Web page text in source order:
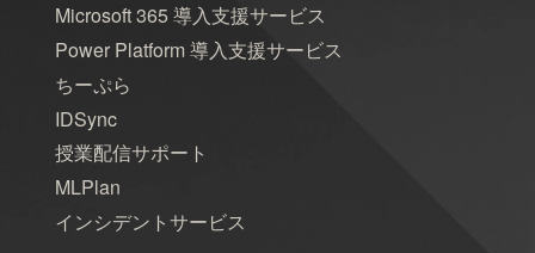
Microsoft 365 導入支援サービス
Power Platform 導入支援サービス
ちーぷら
IDSync
授業配信サポート
MLPlan
インシデントサービス